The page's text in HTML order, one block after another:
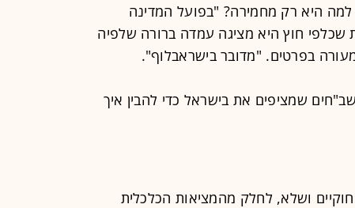
היא רק מחמירה? "בפועל המדינה
שכלפי חוץ היא מציגה עמדה ברורה שלפיה
בפרטים. "מדובר בישראבלוף".
שמציפים את בישראל כדי להבין איך
ושלא, לחלק מהמציאות הכלכלית